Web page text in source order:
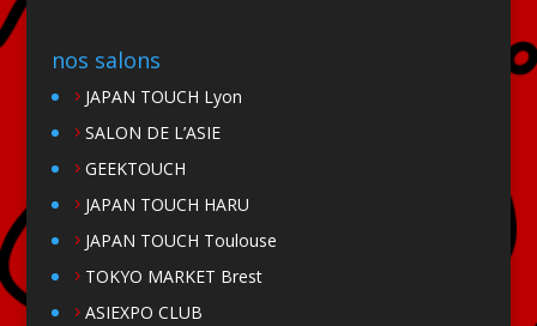
nos salons
JAPAN TOUCH Lyon
SALON DE L’ASIE
GEEKTOUCH
JAPAN TOUCH HARU
JAPAN TOUCH Toulouse
TOKYO MARKET Brest
ASIEXPO CLUB